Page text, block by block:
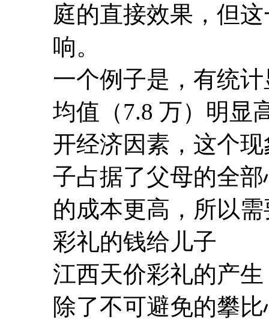
庭的直接效果，但
响。
一个例子是，有统
均值（7.8 万）明显
开经济因素，这个
子占据了父母的全
的成本更高，所以
彩礼的钱给儿子
江西天价彩礼的产
除了不可避免的攀